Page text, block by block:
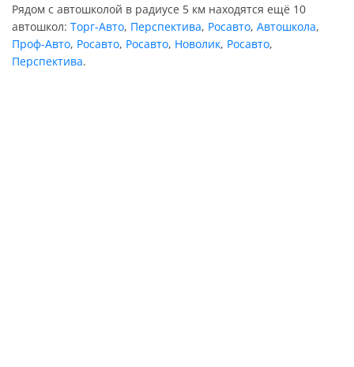
Рядом с автошколой в радиусе 5 км находятся ещё 10
автошкол: Торг-Авто, Перспектива, Росавто, Автошкола,
Проф-Авто, Росавто, Росавто, Новолик, Росавто,
Перспектива.